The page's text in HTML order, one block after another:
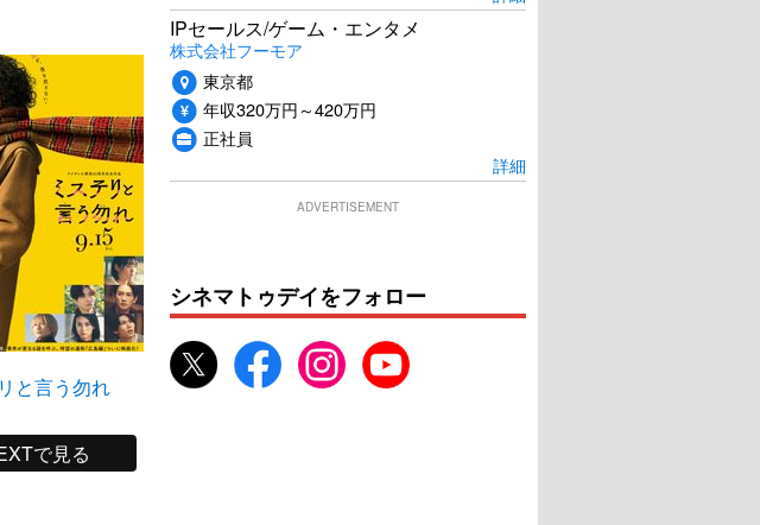
と言う勿れ
で見る
Dr.コトー診療所
IPセールス/ゲーム・エンタメ
株式会社フーモア
東京都
年収320万円～420万円
正社員
詳細
ADVERTISEMENT
シネマトゥデイをフォロー